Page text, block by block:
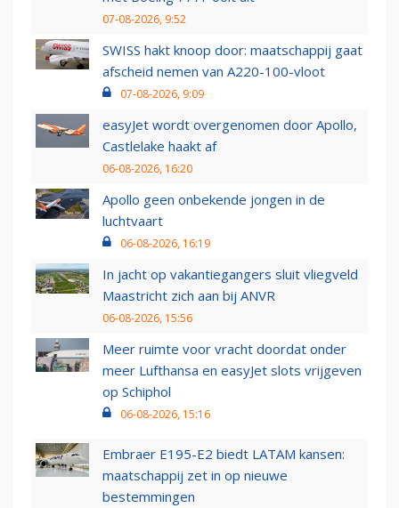
07-08-2026, 9:52
SWISS hakt knoop door: maatschappij gaat
afscheid nemen van A220-100-vloot
07-08-2026, 9:09
easyJet wordt overgenomen door Apollo,
Castlelake haakt af
06-08-2026, 16:20
Apollo geen onbekende jongen in de
luchtvaart
06-08-2026, 16:19
In jacht op vakantiegangers sluit vliegveld
Maastricht zich aan bij ANVR
06-08-2026, 15:56
Meer ruimte voor vracht doordat onder
meer Lufthansa en easyJet slots vrijgeven
op Schiphol
06-08-2026, 15:16
Embraer E195-E2 biedt LATAM kansen:
maatschappij zet in op nieuwe
bestemmingen